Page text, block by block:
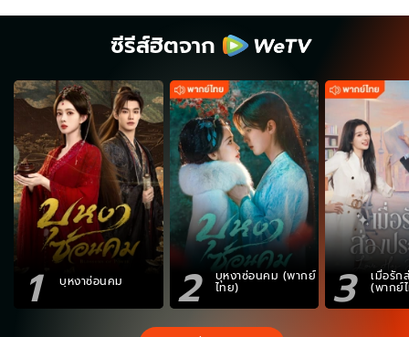
ซีรีส์ฮิตจาก
1 บุหงาซ่อนคม 2 บุหงาซ่อนคม (พากย์
ไทย) 3 เมื่อรัก
(พากย์